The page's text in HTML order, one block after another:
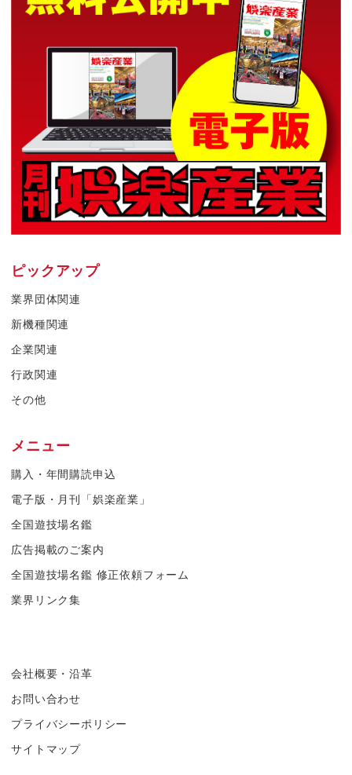
ピックアップ
業界団体関連
新機種関連
企業関連
行政関連
その他
メニュー
購入・年間購読申込
電子版・月刊「娯楽産業」
全国遊技場名鑑
広告掲載のご案内
全国遊技場名鑑 修正依頼フォーム
業界リンク集
会社概要・沿革
お問い合わせ
プライバシーポリシー
サイトマップ